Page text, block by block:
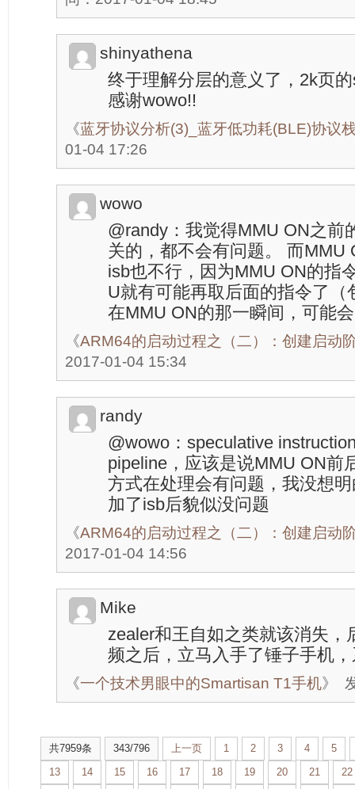
shinyathena
终于理解分层的意义了，2k页
感谢wowo!!
《蓝牙协议分析(3)_蓝牙低功耗(BLE)协议
01-04 17:26
wowo
@randy：我觉得MMU ON之前
关的，都不会有问题。 而MMU
isb也不行，因为MMU ON的指
U就有可能再取后面的指令了（
在MMU ON的那一瞬间，可能
《ARM64的启动过程之（二）：创建启动
2017-01-04 15:34
randy
@wowo：speculative
pipeline，应该是说MMU ON前
方式在处理会有问题，我没想
加了isb后貌似没问题
《ARM64的启动过程之（二）：创建启动
2017-01-04 14:56
Mike
zealer和王自如之类就该消失，
频之后，立马入手了锤子手机
《一个技术男眼中的Smartisan T1手机》
共7959条 343/796 上一页 1 2 3 4
5
13
14 15 16 17 18 19 20 21
22